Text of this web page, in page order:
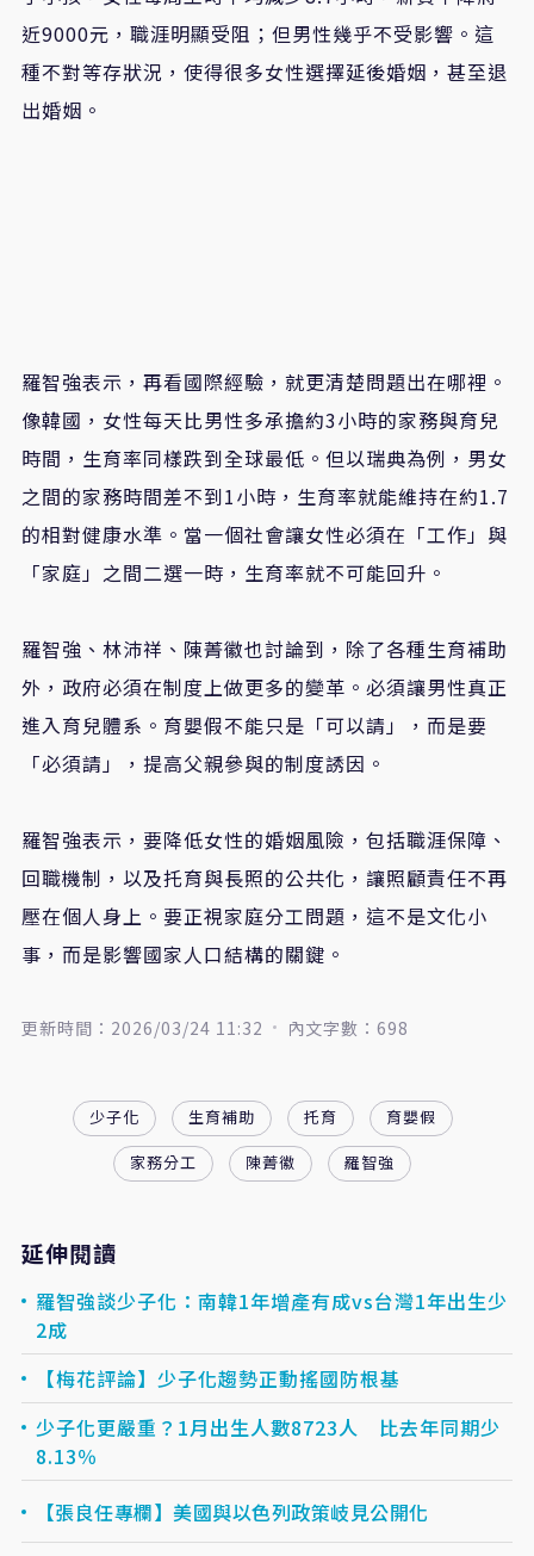
近9000元，職涯明顯受阻；但男性幾乎不受影響。這
種不對等存狀況，使得很多女性選擇延後婚姻，甚至退
出婚姻。
羅智強表示 ， 再看國際經驗，就更清楚問題出在哪裡。
像韓國，女性每天比男性多承擔約3小時的家務與育兒
時間，生育率同樣跌到全球最低。但以瑞典為例，男女
之間的家務時間差不到1小時，生育率就能維持在約1.7
的相對健康水準。當一個社會讓女性必須在「工作」與
「家庭」之間二選一時，生育率就不可能回升。
羅智強 、 林沛祥 、 陳菁徽也討論到，除了各種生育補助
外，政府必須在制度上做更多的變革。必須讓男性真正
進入育兒體系。育嬰假不能只是「可以請」，而是要
「必須請」，提高父親參與的制度誘因。
羅智強表示 ， 要降低女性的婚姻風險，包括職涯保障、
回職機制，以及托育與長照的公共化，讓照顧責任不再
壓在個人身上。要正視家庭分工問題，這不是文化小
事，而是影響國家人口結構的關鍵。
更新時間：2026/03/24 11:32 內文字數：698
少子化 生育補助 托育
育嬰假
家務分工
陳菁徽 羅智強
延伸閱讀
羅智強談少子化：南韓1年增產有成vs台灣1年出生少
2成
【梅花評論】少子化趨勢正動搖國防根基
少子化更嚴重？1月出生人數8723人 比去年同期少
8.13％
【張良任專欄】美國與以色列政策岐見公開化